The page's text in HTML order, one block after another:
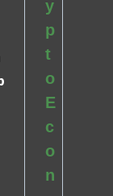
y
p
t
o
E
c
o
n